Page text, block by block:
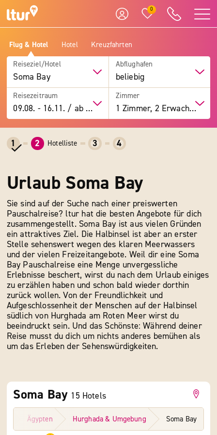
0
Flug & Hotel Hotel Kreuzfahrten
Reiseziel/Hotel
Soma Bay
Abflughafen
beliebig
Reisezeitraum
09.08. -16.11. / ab 7 Tage
Zimmer
1 Zimmer, 2 Erwachsene
1 2 Hotelliste 3 4
Urlaub Soma Bay
Sie sind auf der Suche nach einer preiswerten
Pauschalreise? ltur hat die besten Angebote für dich
zusammengestellt. Soma Bay ist aus vielen Gründen
ein attraktives Ziel. Die Halbinsel ist aber an erster
Stelle sehenswert wegen des klaren Meerwassers
und der vielen Freizeitangebote. Weil dir eine Soma
Bay Pauschalreise eine Menge unvergessliche
Erlebnisse beschert, wirst du nach dem Urlaub einiges
zu erzählen haben und schon bald wieder dorthin
zurück wollen. Von der Freundlichkeit und
Aufgeschlossenheit der Menschen auf der Halbinsel
südlich von Hurghada am Roten Meer wirst du
beeindruckt sein. Und das Schönste: Während deiner
Reise musst du dich um nichts anderes bemühen als
um das Erleben der Sehenswürdigkeiten.
Soma Bay 15 Hotels
Ägypten Hurghada & Umgebung Soma Bay